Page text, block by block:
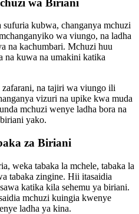
kubwa, changanya mchuzi
wa viungo, na ladha
na kachumbari. Mchuzi huu
na kuwa na umakini katika
na tajiri wa viungo ili
vizuri na upike kwa muda
mchuzi wenye ladha bora na
yako.
za Biriani
weka tabaka la mchele, tabaka la
tabaka zingine. Hii itasaidia
katika kila sehemu ya biriani.
mchuzi kuingia kwenye
ladha ya kina.